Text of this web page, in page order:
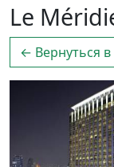
Le
← Вернуться в